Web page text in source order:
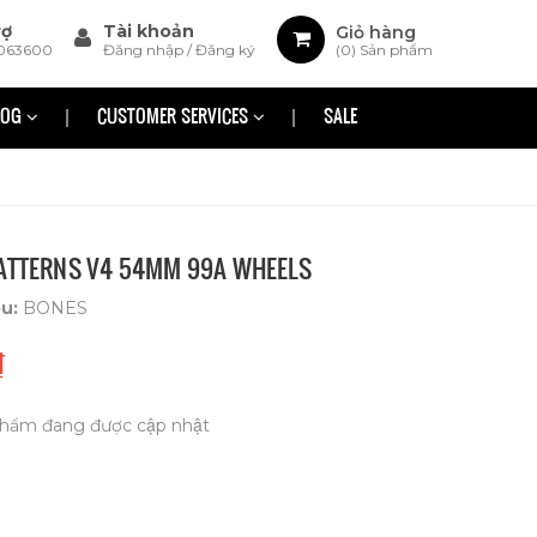
Giỏ hàng
(0) Sản phẩm
Tài khoản
Đăng nhập /Đăng ký
CUSTOMER SERVICES SALE
V4 54MM 99A WHEELS
BONES
đang được cập nhật